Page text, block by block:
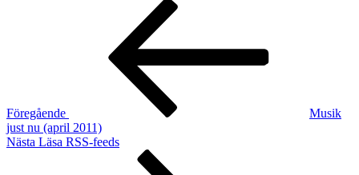
Inläggsnavigering
Föregående
Musik
just nu (april 2011)
Nästa
Nästa Läsa RSS-feeds